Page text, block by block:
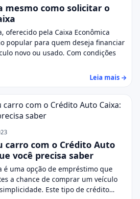
mesmo como solicitar o
oferecido pela Caixa Econômica
popular para quem deseja financiar
novo ou usado. Com condições
Leia mais →
carro com o Crédito Auto
você precisa saber
é uma opção de empréstimo que
a chance de comprar um veículo
Este tipo de crédito…